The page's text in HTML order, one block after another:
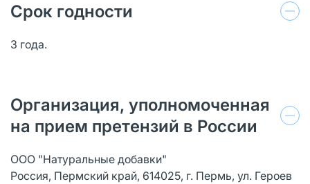
Срок годности
3 года.
Организация, уполномоченная
на прием претензий в России
ООО "Натуральные добавки"
Россия, Пермский край, 614025, г. Пермь, ул. Героев